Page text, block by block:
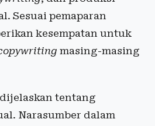
Sesuai pemaparan
kesempatan untuk
masing-masing
tentang
Narasumber dalam